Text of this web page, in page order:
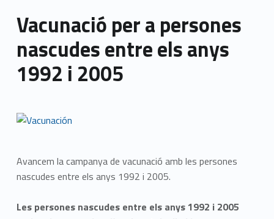
Vacunació per a persones
nascudes entre els anys
1992 i 2005
Avancem la campanya de vacunació amb les persones
nascudes entre els anys 1992 i 2005.
Les persones nascudes entre els anys 1992 i 2005